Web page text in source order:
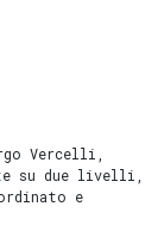
Vercelli,
su due livelli,
e